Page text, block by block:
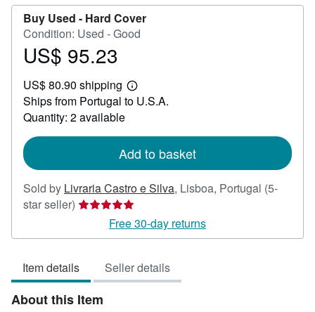
Buy Used - Hard Cover
Condition: Used - Good
Price
95.23
US$ 95.23
US$ 80.90 shipping
Learn
more
Ships from Portugal to U.S.A.
Quantity: 2 available
Add to basket
Sold by Livraria Castro e Silva, Lisboa, Portugal (5-
star seller) Seller
5
of
5
stars
Free 30-day returns
Item details Seller details
About this Item